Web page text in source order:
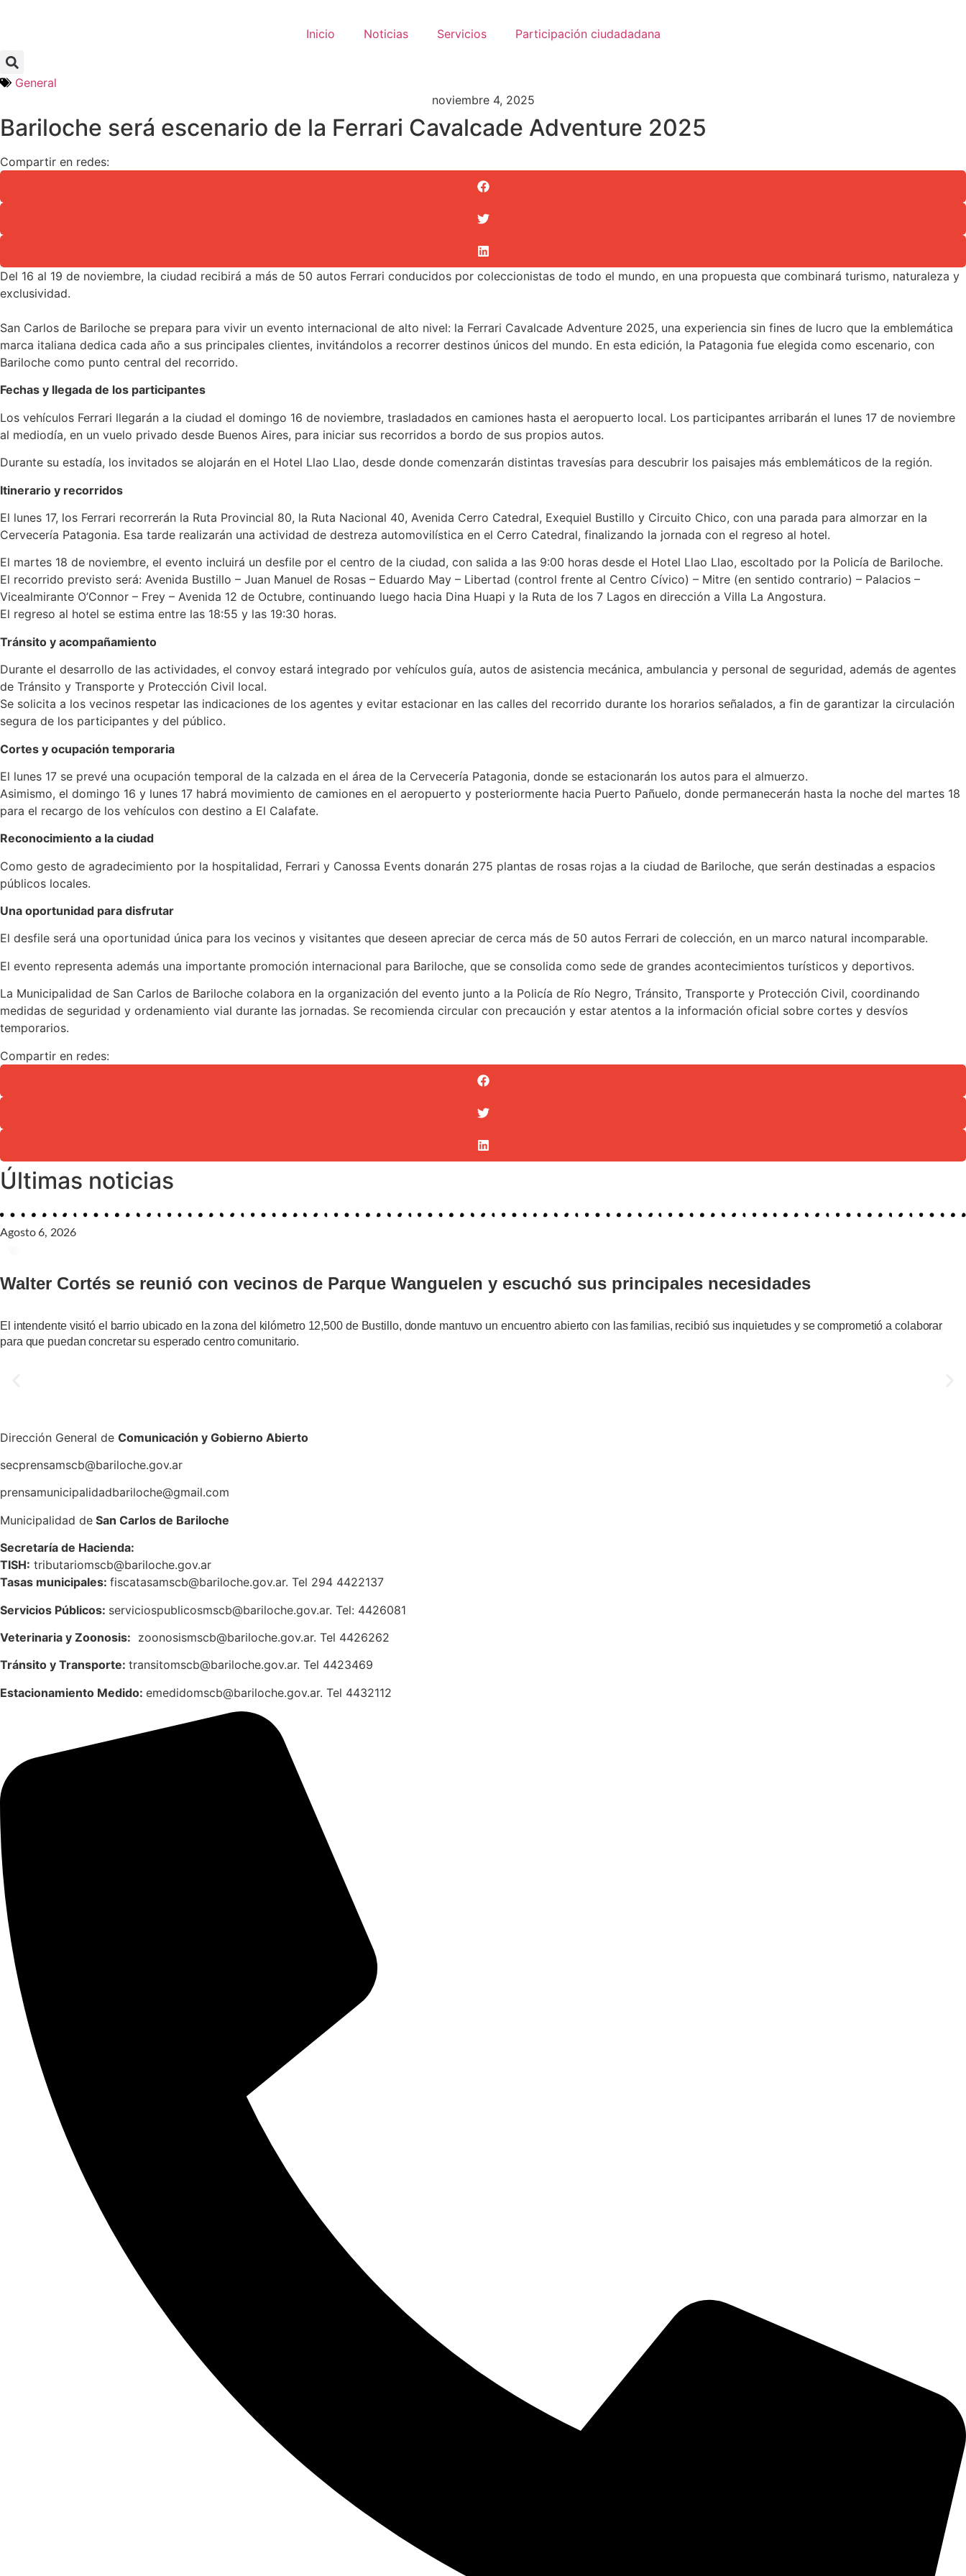
Inicio Noticias Servicios Participación ciudadadana
General
noviembre 4, 2025
Bariloche será escenario de la Ferrari Cavalcade Adventure 2025
Compartir en redes:
Del 16 al 19 de noviembre, la ciudad recibirá a más de 50 autos Ferrari conducidos por coleccionistas de todo el mundo, en una propuesta que combinará turismo, naturaleza y
exclusividad.
San Carlos de Bariloche se prepara para vivir un evento internacional de alto nivel: la Ferrari Cavalcade Adventure 2025, una experiencia sin fines de lucro que la emblemática
marca italiana dedica cada año a sus principales clientes, invitándolos a recorrer destinos únicos del mundo. En esta edición, la Patagonia fue elegida como escenario, con
Bariloche como punto central del recorrido.
Fechas y llegada de los participantes
Los vehículos Ferrari llegarán a la ciudad el domingo 16 de noviembre, trasladados en camiones hasta el aeropuerto local. Los participantes arribarán el lunes 17 de noviembre
al mediodía, en un vuelo privado desde Buenos Aires, para iniciar sus recorridos a bordo de sus propios autos.
Durante su estadía, los invitados se alojarán en el Hotel Llao Llao, desde donde comenzarán distintas travesías para descubrir los paisajes más emblemáticos de la región.
Itinerario y recorridos
El lunes 17, los Ferrari recorrerán la Ruta Provincial 80, la Ruta Nacional 40, Avenida Cerro Catedral, Exequiel Bustillo y Circuito Chico, con una parada para almorzar en la
Cervecería Patagonia. Esa tarde realizarán una actividad de destreza automovilística en el Cerro Catedral, finalizando la jornada con el regreso al hotel.
El martes 18 de noviembre, el evento incluirá un desfile por el centro de la ciudad, con salida a las 9:00 horas desde el Hotel Llao Llao, escoltado por la Policía de Bariloche.
El recorrido previsto será: Avenida Bustillo – Juan Manuel de Rosas – Eduardo May – Libertad (control frente al Centro Cívico) – Mitre (en sentido contrario) – Palacios –
Vicealmirante O’Connor – Frey – Avenida 12 de Octubre, continuando luego hacia Dina Huapi y la Ruta de los 7 Lagos en dirección a Villa La Angostura.
El regreso al hotel se estima entre las 18:55 y las 19:30 horas.
Tránsito y acompañamiento
Durante el desarrollo de las actividades, el convoy estará integrado por vehículos guía, autos de asistencia mecánica, ambulancia y personal de seguridad, además de agentes
de Tránsito y Transporte y Protección Civil local.
Se solicita a los vecinos respetar las indicaciones de los agentes y evitar estacionar en las calles del recorrido durante los horarios señalados, a fin de garantizar la circulación
segura de los participantes y del público.
Cortes y ocupación temporaria
El lunes 17 se prevé una ocupación temporal de la calzada en el área de la Cervecería Patagonia, donde se estacionarán los autos para el almuerzo.
Asimismo, el domingo 16 y lunes 17 habrá movimiento de camiones en el aeropuerto y posteriormente hacia Puerto Pañuelo, donde permanecerán hasta la noche del martes 18
para el recargo de los vehículos con destino a El Calafate.
Reconocimiento a la ciudad
Como gesto de agradecimiento por la hospitalidad, Ferrari y Canossa Events donarán 275 plantas de rosas rojas a la ciudad de Bariloche, que serán destinadas a espacios
públicos locales.
Una oportunidad para disfrutar
El desfile será una oportunidad única para los vecinos y visitantes que deseen apreciar de cerca más de 50 autos Ferrari de colección, en un marco natural incomparable.
El evento representa además una importante promoción internacional para Bariloche, que se consolida como sede de grandes acontecimientos turísticos y deportivos.
La Municipalidad de San Carlos de Bariloche colabora en la organización del evento junto a la Policía de Río Negro, Tránsito, Transporte y Protección Civil, coordinando
medidas de seguridad y ordenamiento vial durante las jornadas. Se recomienda circular con precaución y estar atentos a la información oficial sobre cortes y desvíos
temporarios.
Compartir en redes:
Últimas noticias
Agosto 6, 2026
Walter Cortés se reunió con vecinos de Parque Wanguelen y escuchó sus principales necesidades
El intendente visitó el barrio ubicado en la zona del kilómetro 12,500 de Bustillo, donde mantuvo un encuentro abierto con las familias, recibió sus inquietudes y se comprometió a colaborar
para que puedan concretar su esperado centro comunitario.
Dirección General de Comunicación y Gobierno Abierto
secprensamscb@bariloche.gov.ar
prensamunicipalidadbariloche@gmail.com
Municipalidad de San Carlos de Bariloche
Secretaría de Hacienda:
TISH: tributariomscb@bariloche.gov.ar
Tasas municipales: fiscatasamscb@bariloche.gov.ar. Tel 294 4422137
Servicios Públicos: serviciospublicosmscb@bariloche.gov.ar. Tel: 4426081
Veterinaria y Zoonosis: zoonosismscb@bariloche.gov.ar. Tel 4426262
Tránsito y Transporte: transitomscb@bariloche.gov.ar. Tel 4423469
Estacionamiento Medido: emedidomscb@bariloche.gov.ar. Tel 4432112